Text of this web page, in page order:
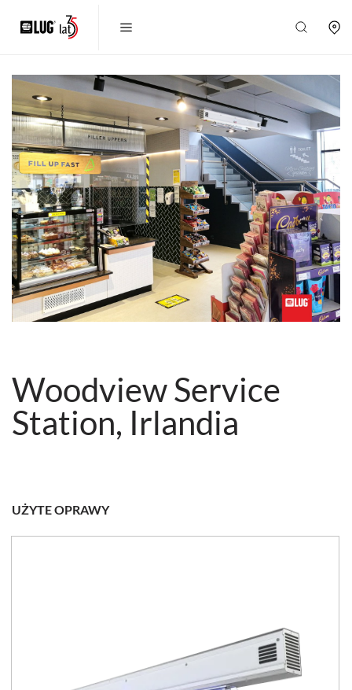
Woodview Service
Station, Irlandia
UŻYTE OPRAWY